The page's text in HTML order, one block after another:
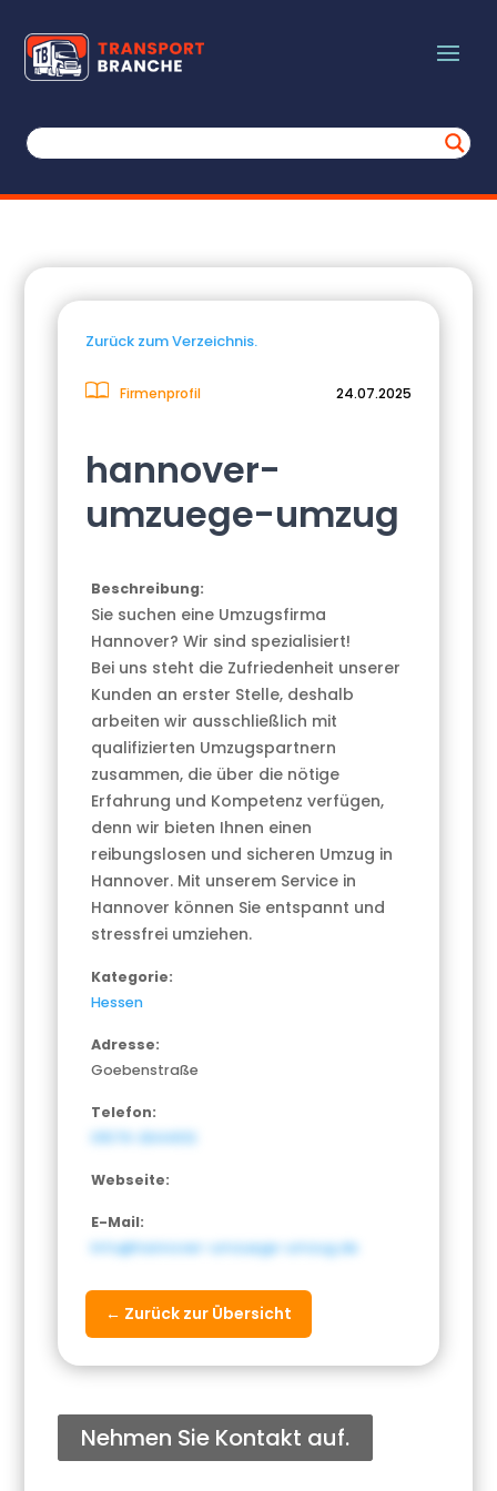
Zurück zum Verzeichnis.
Firmenprofil 24.07.2025
hannover-
umzuege-umzug
Beschreibung:
Sie suchen eine Umzugsfirma
Hannover? Wir sind spezialisiert!
Bei uns steht die Zufriedenheit unserer
Kunden an erster Stelle, deshalb
arbeiten wir ausschließlich mit
qualifizierten Umzugspartnern
zusammen, die über die nötige
Erfahrung und Kompetenz verfügen,
denn wir bieten Ihnen einen
reibungslosen und sicheren Umzug in
Hannover. Mit unserem Service in
Hannover können Sie entspannt und
stressfrei umziehen.
Kategorie:
Hessen
Adresse:
Goebenstraße
Telefon:
01579-2644012
Webseite:
E-Mail:
Info@hannover-umzuege-umzug.de
← Zurück zur Übersicht
Nehmen Sie Kontakt auf.